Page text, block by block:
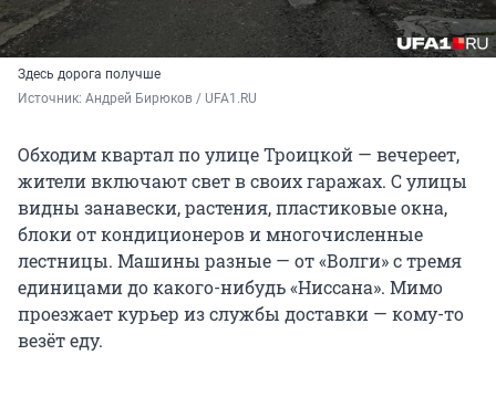
Здесь дорога получше
Источник: Андрей Бирюков / UFA1.RU
Обходим квартал по улице Троицкой — вечереет,
жители включают свет в своих гаражах. С улицы
видны занавески, растения, пластиковые окна,
блоки от кондиционеров и многочисленные
лестницы. Машины разные — от «Волги» с тремя
единицами до какого-нибудь «Ниссана». Мимо
проезжает курьер из службы доставки — кому-то
везёт еду.